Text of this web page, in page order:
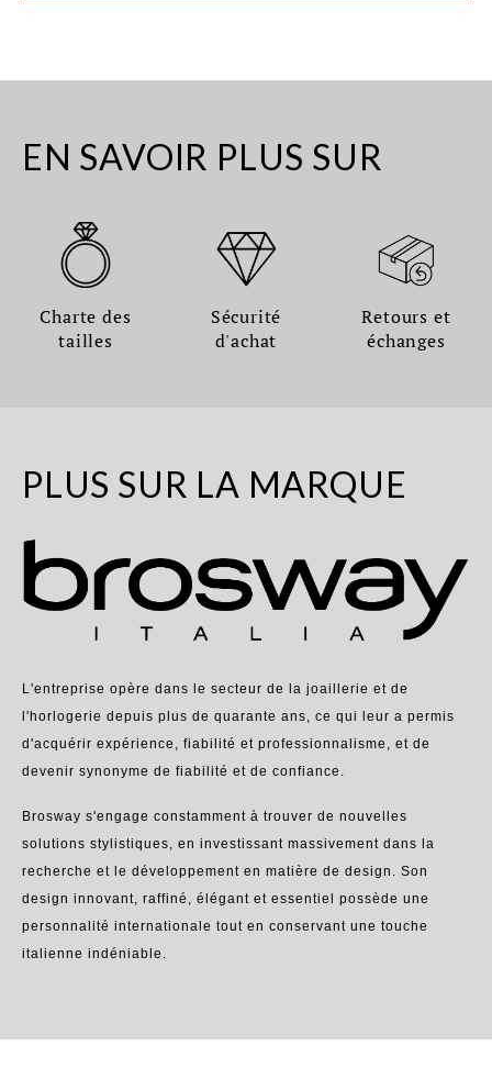
EN SAVOIR PLUS SUR
Charte des
tailles
Sécurité
d'achat
Retours et
échanges
PLUS SUR LA MARQUE
L'entreprise opère dans le secteur de la joaillerie et de
l'horlogerie depuis plus de quarante ans, ce qui leur a permis
d'acquérir expérience, fiabilité et professionnalisme, et de
devenir synonyme de fiabilité et de confiance.
Brosway s'engage constamment à trouver de nouvelles
solutions stylistiques, en investissant massivement dans la
recherche et le développement en matière de design. Son
design innovant, raffiné, élégant et essentiel possède une
personnalité internationale tout en conservant une touche
italienne indéniable.